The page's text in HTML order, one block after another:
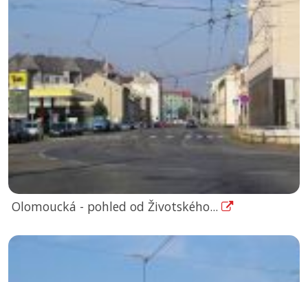
Olomoucká - pohled od Životského...